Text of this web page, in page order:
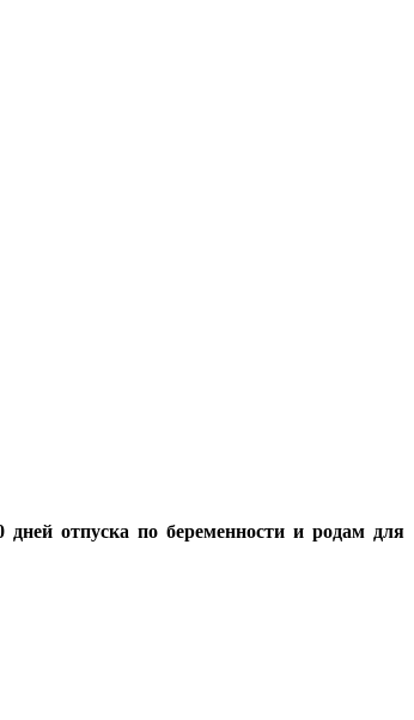
дней отпуска по беременности и родам для